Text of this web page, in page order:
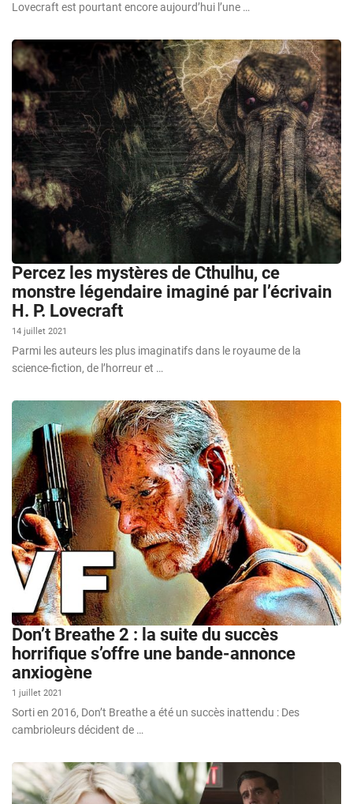
Lovecraft est pourtant encore aujourd’hui l’une …
Percez les mystères de Cthulhu, ce
monstre légendaire imaginé par l’écrivain
H. P. Lovecraft
14 juillet 2021
Parmi les auteurs les plus imaginatifs dans le royaume de la
science-fiction, de l’horreur et …
Don’t Breathe 2 : la suite du succès
horrifique s’offre une bande-annonce
anxiogène
1 juillet 2021
Sorti en 2016, Don’t Breathe a été un succès inattendu : Des
cambrioleurs décident de …